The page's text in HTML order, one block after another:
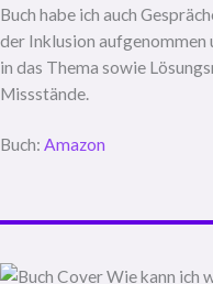
Buch habe ich auch
der Inklusion aufgenommen
in das Thema sowie
Missstände.
Buch: Amazon